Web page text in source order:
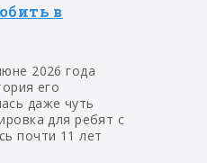
в
2026 года
его
даже чуть
для ребят с
почти 11 лет